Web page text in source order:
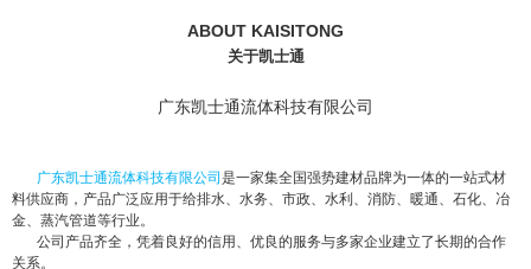
ABOUT KAISITONG
关于凯士通
广东凯士通流体科技有限公司
广东凯士通流体科技有限公司 是一家集全国强势建材品牌为一体的一站式材
料供应商，产品广泛应用于给排水、水务、市政、水利、消防、暖通、石化、冶
金、蒸汽管道等行业。
公司产品齐全，凭着良好的信用、优良的服务与多家企业建立了长期的合作
关系。